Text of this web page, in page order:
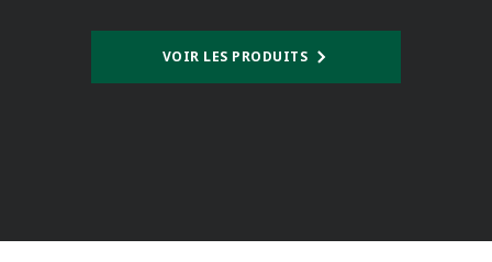
VOIR LES PRODUITS